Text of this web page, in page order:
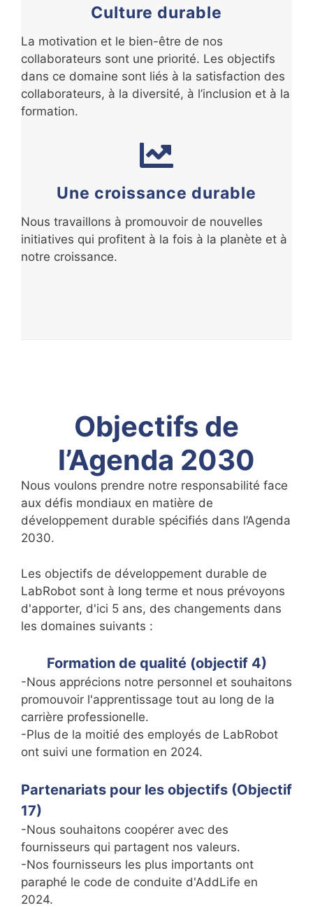
Culture durable
La motivation et le bien-être de nos
collaborateurs sont une priorité. Les objectifs
dans ce domaine sont liés à la satisfaction des
collaborateurs, à la diversité, à l’inclusion et à la
formation.
Une croissance durable
Nous travaillons à promouvoir de nouvelles
initiatives qui profitent à la fois à la planète et à
notre croissance.
Objectifs de
l’Agenda 2030
Nous voulons prendre notre responsabilité face
aux défis mondiaux en matière de
développement durable spécifiés dans l’Agenda
2030.
Les objectifs de développement durable de
LabRobot sont à long terme et nous prévoyons
d'apporter, d'ici 5 ans, des changements dans
les domaines suivants :
Formation de qualité (objectif 4)
-Nous apprécions notre personnel et souhaitons
promouvoir l'apprentissage tout au long de la
carrière professionelle.
-Plus de la moitié des employés de LabRobot
ont suivi une formation en 2024.
Partenariats pour les objectifs (Objectif
17)
-Nous souhaitons coopérer avec des
fournisseurs qui partagent nos valeurs.
-Nos fournisseurs les plus importants ont
paraphé le code de conduite d'AddLife en
2024.